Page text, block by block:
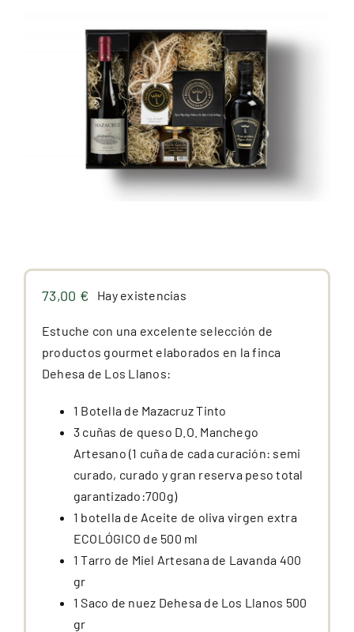
Hablan de nosotros
Blog
Español
73,00 € Hay existencias
Estuche con una excelente selección de
productos gourmet elaborados en la finca
Dehesa de Los Llanos:
1 Botella de Mazacruz Tinto
3 cuñas de queso D.O. Manchego
Artesano (1 cuña de cada curación: semi
curado, curado y gran reserva peso total
garantizado:700g)
1 botella de Aceite de oliva virgen extra
ECOLÓGICO de 500 ml
1 Tarro de Miel Artesana de Lavanda 400
gr
1 Saco de nuez Dehesa de Los Llanos 500
gr